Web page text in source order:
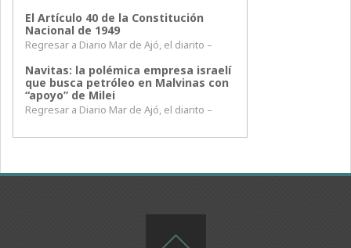
El Artículo 40 de la Constitución
Nacional de 1949
Regresar a Diario Mar de Ajó, el diarito –
Navitas: la polémica empresa israelí
que busca petróleo en Malvinas con
“apoyo” de Milei
Regresar a Diario Mar de Ajó, el diarito –